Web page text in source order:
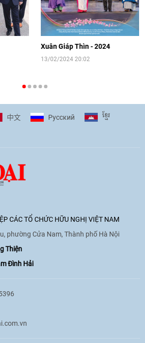
[Video] Đối ngoại nhân dân Thủ đô
hướng tới kết nối hiệu quả nguồn lực
người Việt Nam ở nước ngoài
cùng thanh thiếu nhi tiên phong ứng
phó với biến đổi khí hậu
[Video] Lào dành ưu tiên hàng đầu cho
quan hệ với Việt Nam
[Video] Doanh nghiệp Hoa Kỳ hỗ trợ
Việt Nam xác định danh tính người mất
tích trong chiến tranh
Xuân Giáp Thìn - 2024
13/02/2024 20:02
中文 Pусский ខ្មែរ
CÁC TỔ CHỨC HỮU NGHỊ VIỆT NAM
phường Cửa Nam, Thành phố Hà Nội
Thiện
Đình Hải